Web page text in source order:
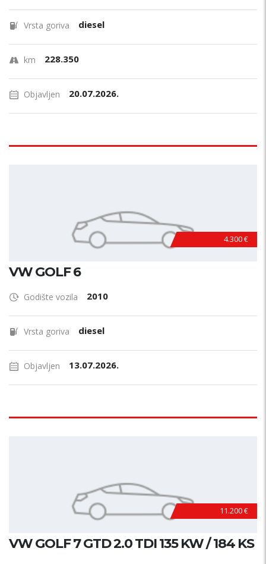
Vrsta goriva diesel
km 228.350
Objavljen 20.07.2026.
4.300 €
VW GOLF 6
Godište vozila 2010
Vrsta goriva diesel
Objavljen 13.07.2026.
11.200 €
VW GOLF 7 GTD 2.0 TDI 135 KW / 184 KS